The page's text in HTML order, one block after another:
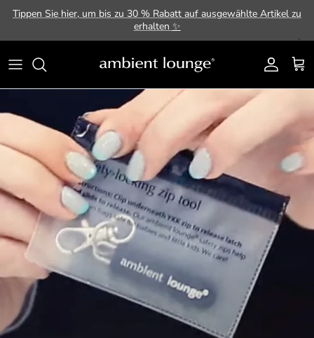
Direkt zum Inhalt
Tippen Sie hier, um bis zu 30 % Rabatt auf ausgewählte Artikel zu
erhalten ✨
Konto